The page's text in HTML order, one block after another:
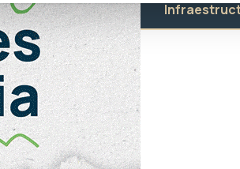
Salud
con